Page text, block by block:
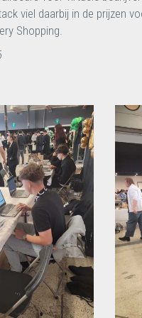
viel daarbij in de prijzen
Shopping.